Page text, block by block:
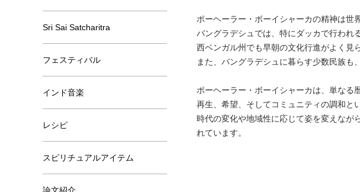
ポーヘーラー・ボーイシャーカの精神は世
バングラデシュでは、特にダッカで行われ
西ベンガル州でも早朝の文化行進がよく見
また、バングラデシュに暮らす少数民族も
ポーヘーラー・ボーイシャーカは、単なる
再生、希望、そしてコミュニティの調和と
時代の変化や地域性に応じて姿を変えなが
れています。
Sri Sai Satcharitra
フェスティバル
インド音楽
レシピ
スピリチュアルアイテム